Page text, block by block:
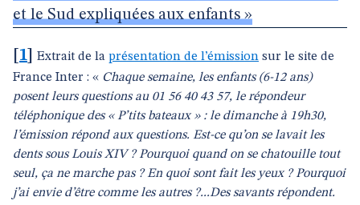
et le Sud expliquées aux enfants »
1 Extrait de la présentation de l’émission sur le site de
France Inter : « Chaque semaine, les enfants (6-12 ans)
posent leurs questions au 01 56 40 43 57, le répondeur
téléphonique des « P’tits bateaux » : le dimanche à 19h30,
l’émission répond aux questions. Est-ce qu’on se lavait les
dents sous Louis XIV ? Pourquoi quand on se chatouille tout
seul, ça ne marche pas ? En quoi sont fait les yeux ? Pourquoi
j’ai envie d’être comme les autres ?...Des savants répondent.